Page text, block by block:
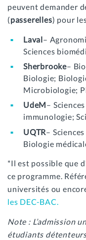
peuvent demander
(passerelles) pour
Laval–
Sciences
Sherbrooke–
Biologie;
Microbiologie;
UdeM–
immunologie;
UQTR–
Biologie
*Il est possible que
ce programme.
universités ou
les DEC-BAC.
Note : L’admission
étudiants